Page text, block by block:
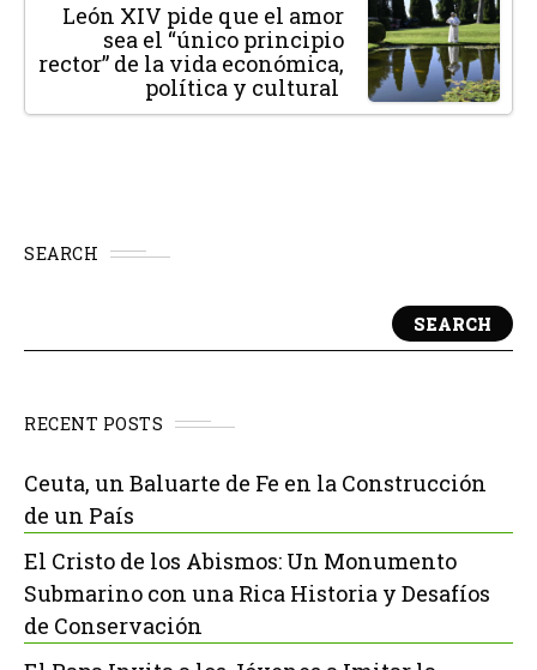
León XIV pide que el amor
sea el “único principio
rector” de la vida económica,
política y cultural
SEARCH
SEARCH
RECENT POSTS
Ceuta, un Baluarte de Fe en la Construcción
de un País
El Cristo de los Abismos: Un Monumento
Submarino con una Rica Historia y Desafíos
de Conservación